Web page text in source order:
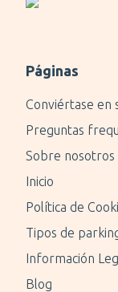
Páginas
Conviértase en
Preguntas
Sobre nosotros
Inicio
Política de
Tipos de
Información
Blog